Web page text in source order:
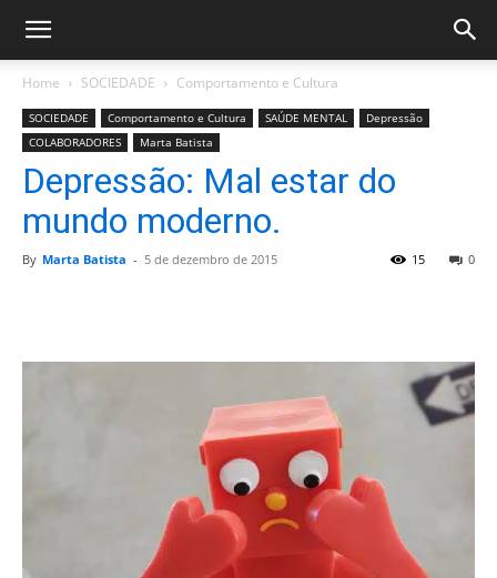
Home SOCIEDADE Comportamento e Cultura
SOCIEDADE Comportamento e Cultura SAÚDE MENTAL
Depressão
COLABORADORES
Marta Batista
Depressão: Mal estar do
mundo moderno.
By Marta Batista - 5 de dezembro de 2015 0
15